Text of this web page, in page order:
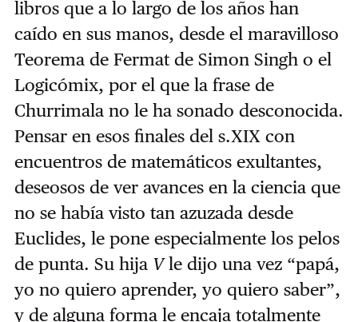
libros que a lo largo de los años han
caído en sus manos, desde el maravilloso
Teorema de Fermat de Simon Singh o el
Logicómix, por el que la frase de
Churrimala no le ha sonado desconocida.
Pensar en esos finales del s.XIX con
encuentros de matemáticos exultantes,
deseosos de ver avances en la ciencia que
no se había visto tan azuzada desde
Euclides, le pone especialmente los pelos
de punta. Su hija Vle dijo una vez “papá,
yo no quiero aprender, yo quiero saber”,
y de alguna forma le encaja totalmente